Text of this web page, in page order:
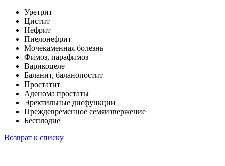
Уретрит
Цистит
Нефрит
Пиелонефрит
Мочекаменная болезнь
Фимоз, парафимоз
Варикоцеле
Баланит, баланопостит
Простатит
Аденома простаты
Эректильные дисфункции
Преждевременное семяизвержение
Бесплодие
Возврат к списку